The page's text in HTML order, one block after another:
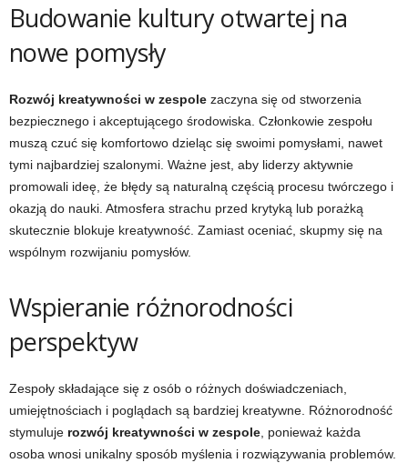
Budowanie kultury otwartej na
nowe pomysły
Rozwój kreatywności w zespole zaczyna się od stworzenia
bezpiecznego i akceptującego środowiska. Członkowie zespołu
muszą czuć się komfortowo dzieląc się swoimi pomysłami, nawet
tymi najbardziej szalonymi. Ważne jest, aby liderzy aktywnie
promowali ideę, że błędy są naturalną częścią procesu twórczego i
okazją do nauki. Atmosfera strachu przed krytyką lub porażką
skutecznie blokuje kreatywność. Zamiast oceniać, skupmy się na
wspólnym rozwijaniu pomysłów.
Wspieranie różnorodności
perspektyw
Zespoły składające się z osób o różnych doświadczeniach,
umiejętnościach i poglądach są bardziej kreatywne. Różnorodność
stymuluje rozwój kreatywności w zespole , ponieważ każda
osoba wnosi unikalny sposób myślenia i rozwiązywania problemów.